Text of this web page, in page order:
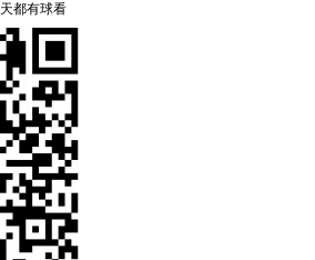
都有球看